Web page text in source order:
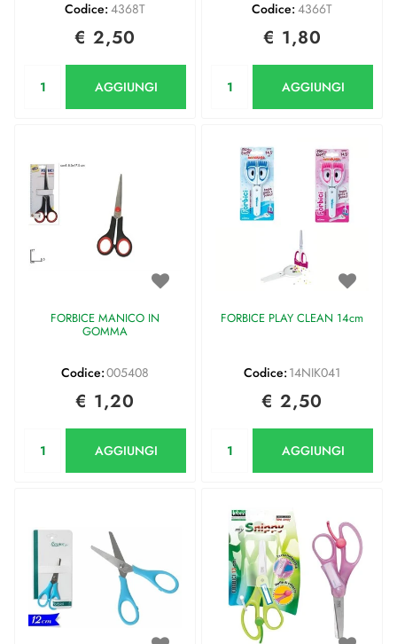
Codice: 4368T
€ 2,50
AGGIUNGI
Codice: 4366T
€ 1,80
AGGIUNGI
FORBICE MANICO IN
GOMMA
Codice:005408
€ 1,20
AGGIUNGI
FORBICE PLAY CLEAN 14cm
Codice: 14NIK041
€ 2,50
AGGIUNGI